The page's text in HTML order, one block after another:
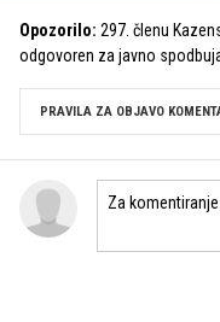
Opozorilo: 297. členu
odgovoren za javno
PRAVILA ZA OBJAVO